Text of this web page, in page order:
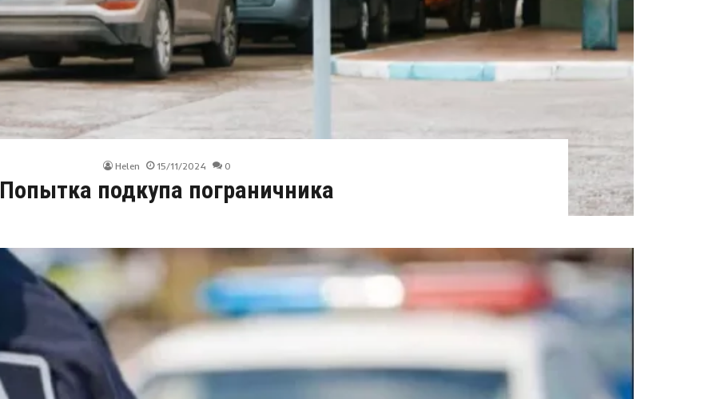
Helen 15/11/2024 0
Попытка подкупа пограничника